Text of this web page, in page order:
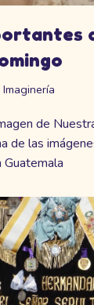
Imaginería
de
de las
Guatemala